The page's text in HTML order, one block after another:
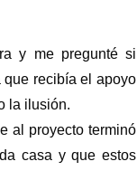
y me pregunté si
que recibía el apoyo
la ilusión.
al proyecto terminó
casa y que estos